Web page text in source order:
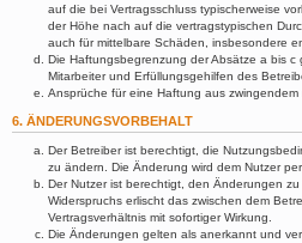
auf die bei Vertragsschluss typischerweise
der Höhe nach auf die vertragstypischen
auch für mittelbare Schäden, insbesondere
Die Haftungsbegrenzung der Absätze a bis
Mitarbeiter und Erfüllungsgehilfen des
Ansprüche für eine Haftung aus
6. ÄNDERUNGSVORBEHALT
Der Betreiber ist berechtigt, die
zu ändern. Die Änderung wird dem Nutzer per
Der Nutzer ist berechtigt, den Änderungen
Widerspruchs erlischt das zwischen dem
Vertragsverhältnis mit sofortiger Wirkung.
Die Änderungen gelten als anerkannt und